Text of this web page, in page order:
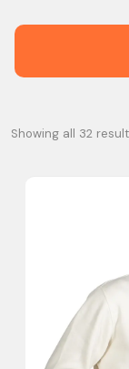
Showing all 32